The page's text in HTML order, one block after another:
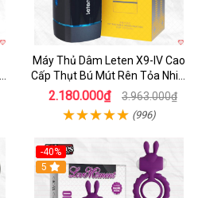
Máy Thủ Dâm Leten X9-IV Cao
Cấp Thụt Bú Mút Rên Tỏa Nhiệt
Sạc Pin
2.180.000₫ 3.963.000₫
(996)
-40%
5